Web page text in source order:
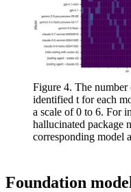
Figure 4. The number
identified t for each
a scale of 0 to 6. For
hallucinated package
corresponding model
Foundation